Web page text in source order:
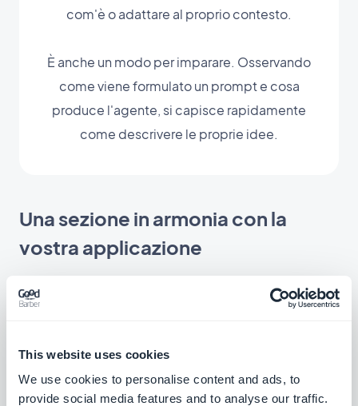
This website uses cookies
We use cookies to personalise content and ads, to
provide social media features and to analyse our traffic.
com'è o adattare al proprio contesto.
È anche un modo per imparare. Osservando
come viene formulato un prompt e cosa
produce l'agente, si capisce rapidamente
come descrivere le proprie idee.
Una sezione in armonia con la
vostra applicazione
abbonamenti ereditati automaticamente
sono elementi isolati. Si integrano come